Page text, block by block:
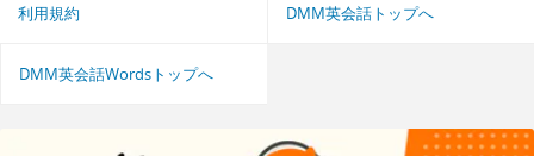
利用規約 DMM英会話トップへ
DMM英会話Wordsトップへ